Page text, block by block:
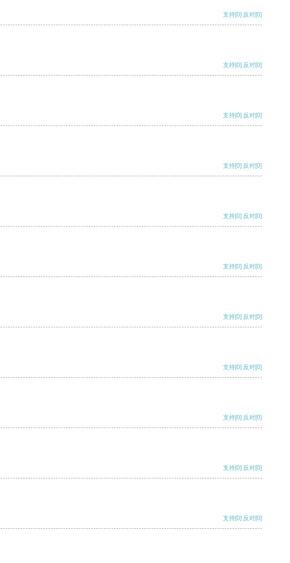
支持[0] 反对[0]
支持[0] 反对[0]
支持[0] 反对[0]
支持[0] 反对[0]
支持[0] 反对[0]
支持[0] 反对[0]
支持[0] 反对[0]
支持[0] 反对[0]
支持[0] 反对[0]
支持[0] 反对[0]
支持[0] 反对[0]